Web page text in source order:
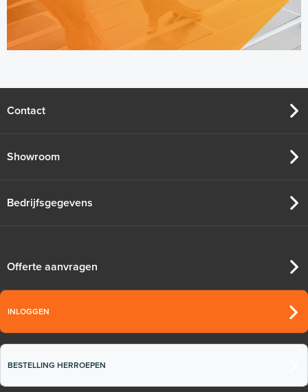
Contact
Showroom
Bedrijfsgegevens
Offerte aanvragen
INLOGGEN
BESTELLING HERROEPEN